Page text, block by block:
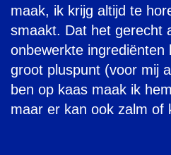
maak, ik krijg altijd te
smaakt. Dat het gerecht
onbewerkte ingrediënten
groot pluspunt (voor mij
ben op kaas maak ik
maar er kan ook zalm of